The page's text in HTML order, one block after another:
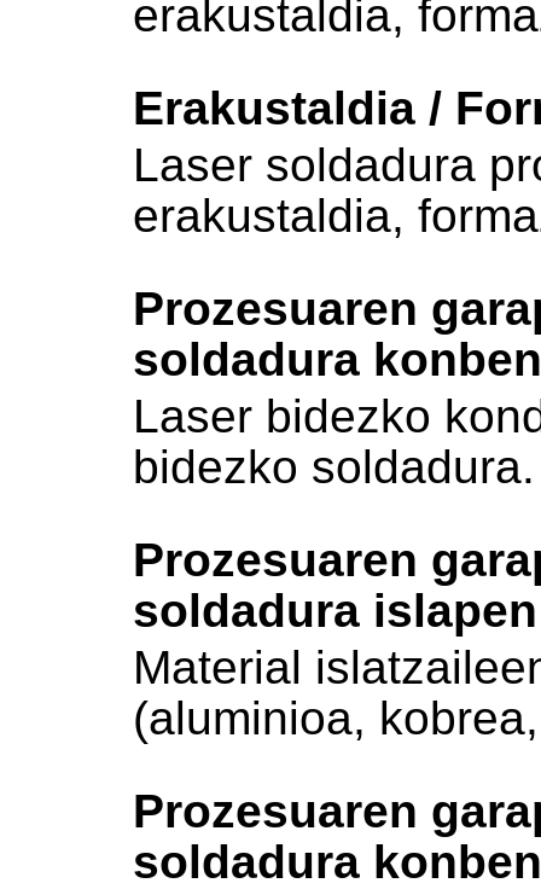
erakustaldia,
Erakustaldia /
Laser soldadura
erakustaldia,
Prozesuaren
soldadura
Laser bidezko
bidezko soldadura.
Prozesuaren
soldadura
Material
(aluminioa,
Prozesuaren
soldadura